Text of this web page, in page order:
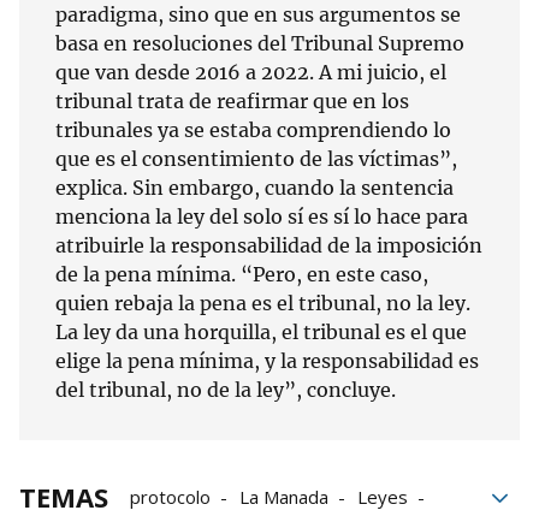
paradigma, sino que en sus argumentos se
basa en resoluciones del Tribunal Supremo
que van desde 2016 a 2022. A mi juicio, el
tribunal trata de reafirmar que en los
tribunales ya se estaba comprendiendo lo
que es el consentimiento de las víctimas”,
explica. Sin embargo, cuando la sentencia
menciona la ley del solo sí es sí lo hace para
atribuirle la responsabilidad de la imposición
de la pena mínima. “Pero, en este caso,
quien rebaja la pena es el tribunal, no la ley.
La ley da una horquilla, el tribunal es el que
elige la pena mínima, y la responsabilidad es
del tribunal, no de la ley”, concluye.
TEMAS protocolo La Manada
Leyes